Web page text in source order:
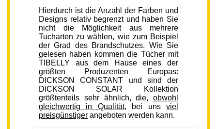
Hierdurch ist die Anzahl der Farben und
Designs relativ begrenzt und haben Sie
nicht die Möglichkeit aus mehrere
Tucharten zu wählen, wie zum Beispiel
der Grad des Brandschutzes. Wie Sie
gelesen haben kommen die Tücher mit
TIBELLY aus dem Hause eines der
größten Produzenten Europas:
DICKSON CONSTANT und sind der
DICKSON SOLAR Kollektion
größtenteils sehr ähnlich, die, obwohl
gleichwertig in Qualität, bei unsviel
preisgünstiger angeboten werden kann.